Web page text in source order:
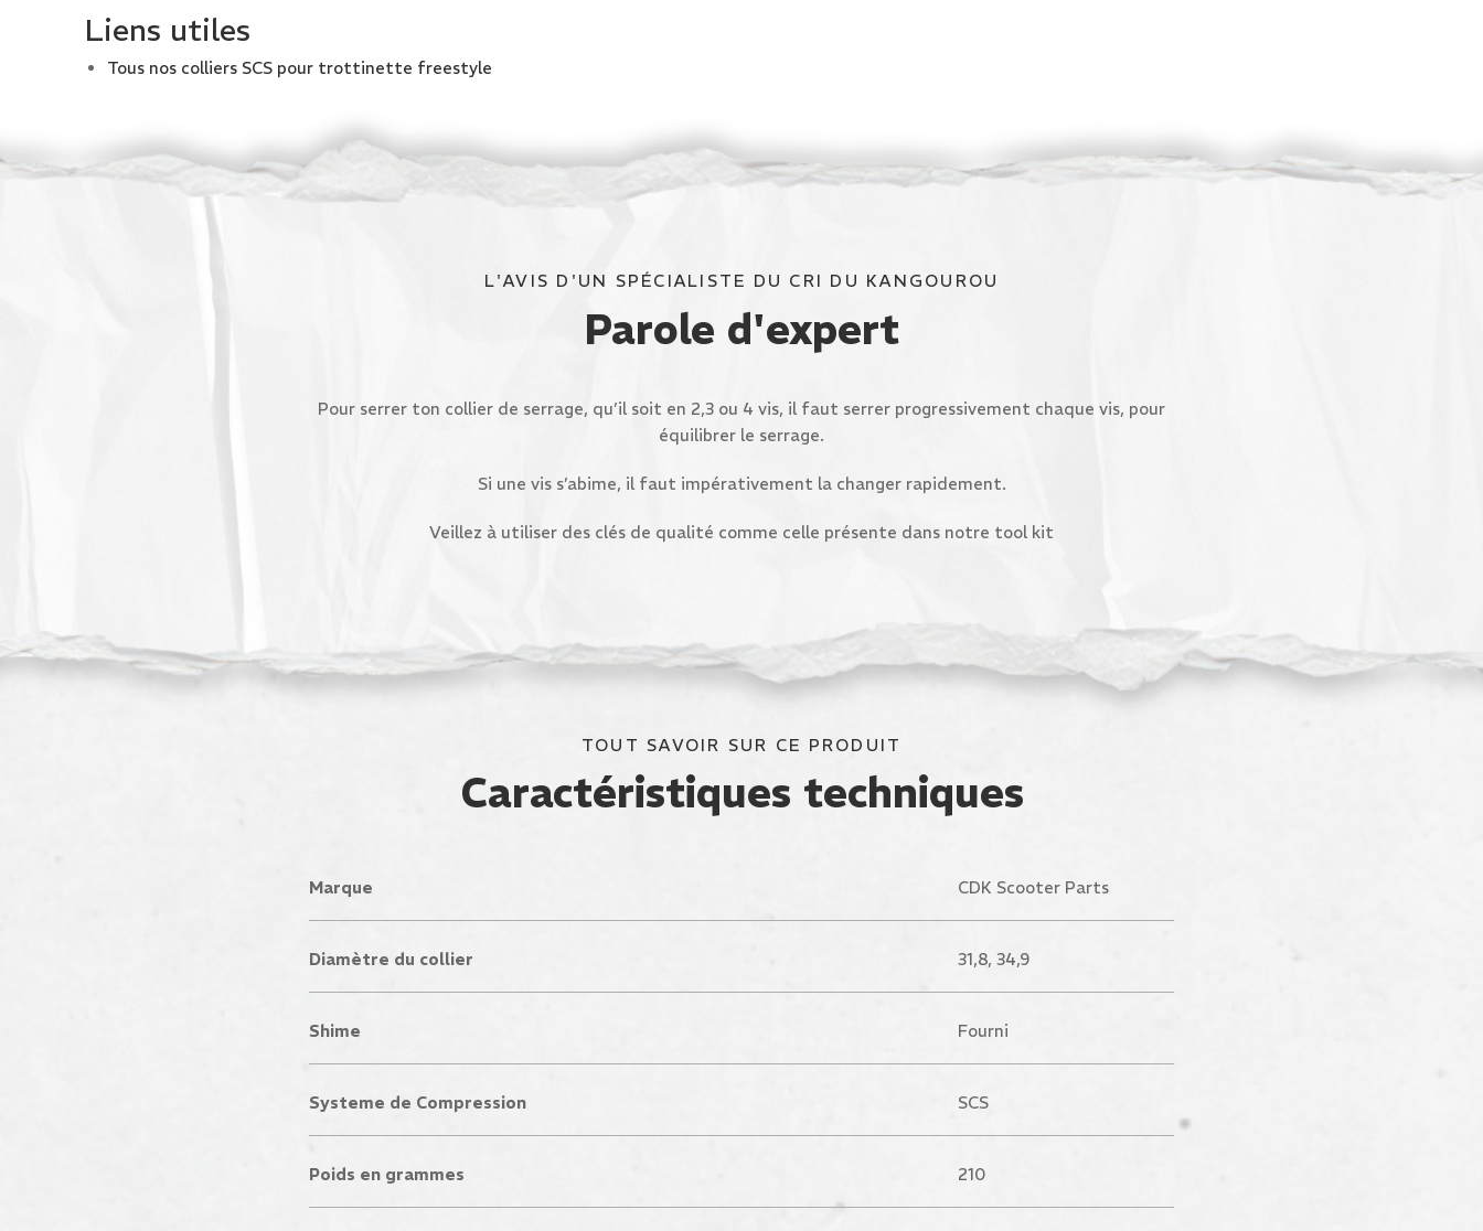
Liens utiles
Tous nos colliers SCS pour trottinette freestyle
L'AVIS D'UN SPÉCIALISTE DU CRI DU KANGOUROU
Parole d'expert
Pour serrer ton collier de serrage, qu’il soit en 2,3 ou 4 vis, il faut serrer progressivement chaque vis, pour
équilibrer le serrage.
Si une vis s’abime, il faut impérativement la changer rapidement.
Veillez à utiliser des clés de qualité comme celle présente dans notre tool kit
TOUT SAVOIR SUR CE PRODUIT
Caractéristiques techniques
Marque CDK Scooter Parts
Diamètre du collier 31,8, 34,9
Shime Fourni
Systeme de Compression SCS
Poids en grammes 210